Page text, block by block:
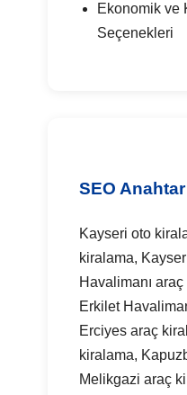
Ekonomik ve
Seçenekleri
SEO
Kayseri oto
kiralama,
Havalimanı
Erkilet
Erciyes araç
kiralama,
Melikgazi araç